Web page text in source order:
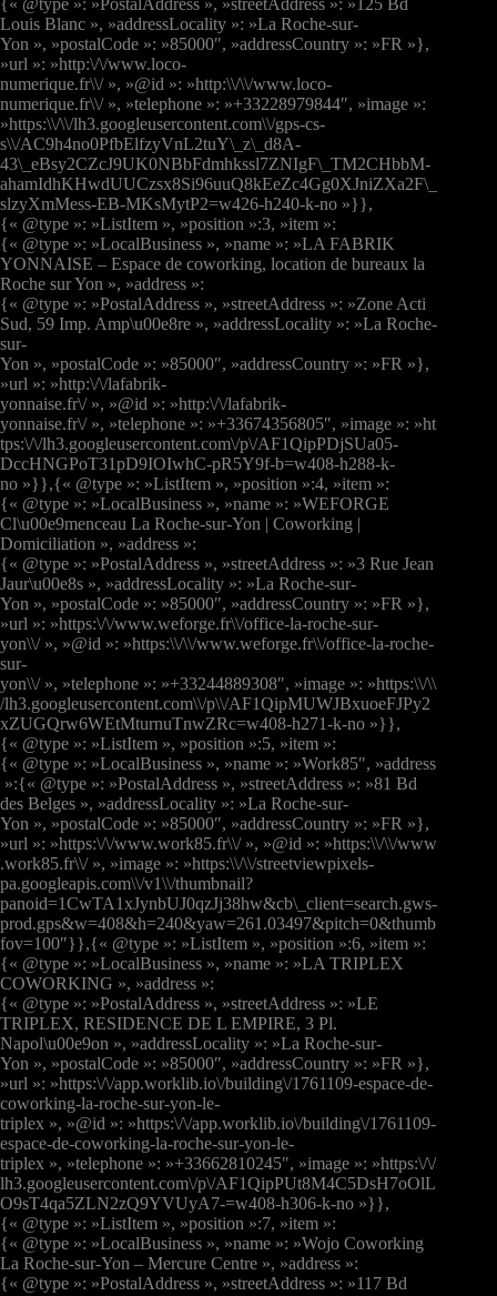
Louis Blanc », »addressLocality »: »La Roche-sur-
Yon », »postalCode »: »85000″, »addressCountry »: »FR »},
»url »: »http:\/\/www.loco-
numerique.fr\\/ », »@id »: »http:\\/\\/www.loco-
numerique.fr\\/ », »telephone »: »+33228979844″, »image »:
»https:\\/\\/lh3.googleusercontent.com\\/gps-cs-
s\\/AC9h4no0PfbElfzyVnL2tuY\_z\_d8A-
43\_eBsy2CZcJ9UK0NBbFdmhkssl7ZNIgF\_TM2CHbbM-
ahamIdhKHwdUUCzsx8Si96uuQ8kEeZc4Gg0XJniZXa2F\_
slzyXmMess-EB-MKsMytP2=w426-h240-k-no »}},
{« @type »: »ListItem », »position »:3, »item »:
{« @type »: »LocalBusiness », »name »: »LA FABRIK
YONNAISE – Espace de coworking, location de bureaux la
Roche sur Yon », »address »:
{« @type »: »PostalAddress », »streetAddress »: »Zone Acti
Sud, 59 Imp. Amp\u00e8re », »addressLocality »: »La Roche-
sur-
Yon », »postalCode »: »85000″, »addressCountry »: »FR »},
»url »: »http:\/\/lafabrik-
yonnaise.fr\/ », »@id »: »http:\/\/lafabrik-
yonnaise.fr\/ », »telephone »: »+33674356805″, »image »: »ht
tps:\/\/lh3.googleusercontent.com\/p\/AF1QipPDjSUa05-
DccHNGPoT31pD9IOIwhC-pR5Y9f-b=w408-h288-k-
no »}},{« @type »: »ListItem », »position »:4, »item »:
{« @type »: »LocalBusiness », »name »: »WEFORGE
Cl\u00e9menceau La Roche-sur-Yon | Coworking |
Domiciliation », »address »:
{« @type »: »PostalAddress », »streetAddress »: »3 Rue Jean
Jaur\u00e8s », »addressLocality »: »La Roche-sur-
Yon », »postalCode »: »85000″, »addressCountry »: »FR »},
»url »: »https:\/\/www.weforge.fr\\/office-la-roche-sur-
yon\\/ », »@id »: »https:\\/\\/www.weforge.fr\\/office-la-roche-
sur-
yon\\/ », »telephone »: »+33244889308″, »image »: »https:\\/\\
/lh3.googleusercontent.com\\/p\\/AF1QipMUWJBxuoeFJPy2
xZUGQrw6WEtMturnuTnwZRc=w408-h271-k-no »}},
{« @type »: »ListItem », »position »:5, »item »:
{« @type »: »LocalBusiness », »name »: »Work85″, »address
»:{« @type »: »PostalAddress », »streetAddress »: »81 Bd
des Belges », »addressLocality »: »La Roche-sur-
Yon », »postalCode »: »85000″, »addressCountry »: »FR »},
»url »: »https:\/\/www.work85.fr\\/ », »@id »: »https:\\/\\/www
.work85.fr\\/ », »image »: »https:\\/\\/streetviewpixels-
pa.googleapis.com\\/v1\\/thumbnail?
panoid=1CwTA1xJynbUJ0qzJj38hw&cb\_client=search.gws-
prod.gps&w=408&h=240&yaw=261.03497&pitch=0&thumb
fov=100″}},{« @type »: »ListItem », »position »:6, »item »:
{« @type »: »LocalBusiness », »name »: »LA TRIPLEX
COWORKING », »address »:
{« @type »: »PostalAddress », »streetAddress »: »LE
TRIPLEX, RESIDENCE DE L EMPIRE, 3 Pl.
Napol\u00e9on », »addressLocality »: »La Roche-sur-
Yon », »postalCode »: »85000″, »addressCountry »: »FR »},
»url »: »https:\/\/app.worklib.io\/building\/1761109-espace-de-
coworking-la-roche-sur-yon-le-
triplex », »@id »: »https:\/\/app.worklib.io\/building\/1761109-
espace-de-coworking-la-roche-sur-yon-le-
triplex », »telephone »: »+33662810245″, »image »: »https:\/\/
lh3.googleusercontent.com\/p\/AF1QipPUt8M4C5DsH7oOlL
O9sT4qa5ZLN2zQ9YVUyA7-=w408-h306-k-no »}},
{« @type »: »ListItem », »position »:7, »item »:
{« @type »: »LocalBusiness », »name »: »Wojo Coworking
La Roche-sur-Yon – Mercure Centre », »address »:
{« @type »: »PostalAddress », »streetAddress »: »117 Bd